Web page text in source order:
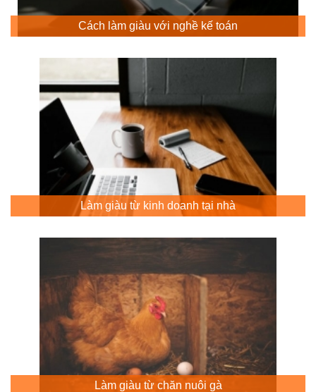
Cách làm giàu với nghề kế toán
Làm giàu từ kinh doanh tại nhà
Làm giàu từ chăn nuôi gà